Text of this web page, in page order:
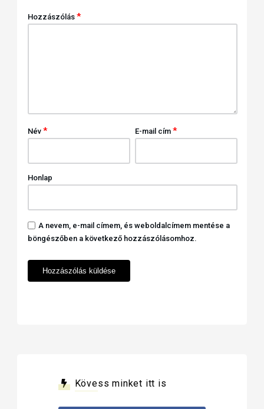
Hozzászólás *
Név * E-mail cím*
Honlap
A nevem, e-mail címem, és weboldalcímem mentése a
böngészőben a következő hozzászólásomhoz.
Kövess minket itt is